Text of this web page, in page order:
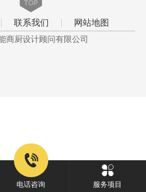
联系我们 网站地图
商厨设计顾问有限公司
电话咨询 服务项目